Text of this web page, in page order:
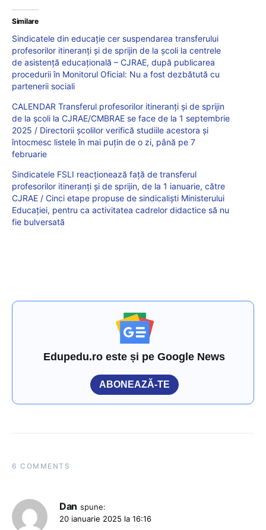
Similare
Sindicatele din educație cer suspendarea transferului
profesorilor itineranți și de sprijin de la școli la centrele
de asistență educațională – CJRAE, după publicarea
procedurii în Monitorul Oficial: Nu a fost dezbătută cu
partenerii sociali
CALENDAR Transferul profesorilor itineranți și de sprijin
de la școli la CJRAE/CMBRAE se face de la 1 septembrie
2025 / Directorii școlilor verifică studiile acestora și
întocmesc listele în mai puțin de o zi, până pe 7
februarie
Sindicatele FSLI reacționează față de transferul
profesorilor itineranți și de sprijin, de la 1 ianuarie, către
CJRAE / Cinci etape propuse de sindicaliști Ministerului
Educației, pentru ca activitatea cadrelor didactice să nu
fie bulversată
Edupedu.ro este și pe Google News
ABONEAZĂ-TE
6 COMMENTS
Dan spune:
20 ianuarie 2025 la 16:16